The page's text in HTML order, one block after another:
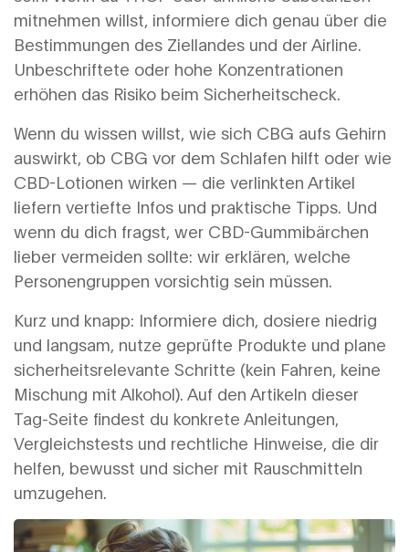
mitnehmen willst, informiere dich genau über die
Bestimmungen des Ziellandes und der Airline.
Unbeschriftete oder hohe Konzentrationen
erhöhen das Risiko beim Sicherheitscheck.
Wenn du wissen willst, wie sich CBG aufs Gehirn
auswirkt, ob CBG vor dem Schlafen hilft oder wie
CBD-Lotionen wirken — die verlinkten Artikel
liefern vertiefte Infos und praktische Tipps. Und
wenn du dich fragst, wer CBD-Gummibärchen
lieber vermeiden sollte: wir erklären, welche
Personengruppen vorsichtig sein müssen.
Kurz und knapp: Informiere dich, dosiere niedrig
und langsam, nutze geprüfte Produkte und plane
sicherheitsrelevante Schritte (kein Fahren, keine
Mischung mit Alkohol). Auf den Artikeln dieser
Tag-Seite findest du konkrete Anleitungen,
Vergleichstests und rechtliche Hinweise, die dir
helfen, bewusst und sicher mit Rauschmitteln
umzugehen.